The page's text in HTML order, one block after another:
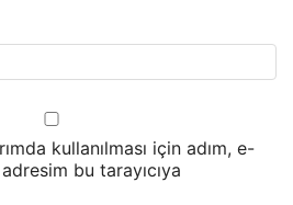
kullanılması için adım, e-
bu tarayıcıya